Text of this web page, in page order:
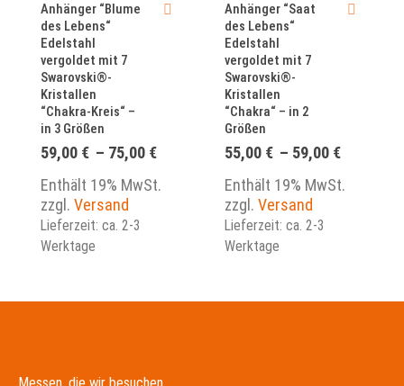
Anhänger “Blume
des Lebens“
Edelstahl
vergoldet mit 7
Swarovski®-
Kristallen
“Chakra-Kreis“ –
in 3 Größen
59,00 € – 75,00 € Preisspanne:
Enthält 19% MwSt.
zzgl. Versand
Lieferzeit: ca. 2-3
Werktage
Anhänger “Saat
des Lebens“
Edelstahl
vergoldet mit 7
Swarovski®-
Kristallen
“Chakra“ – in 2
Größen
55,00 € – 59,00 €
Enthält 19% MwSt.
zzgl. Versand
Lieferzeit: ca. 2-3
Werktage
Messen, die wir besuchen